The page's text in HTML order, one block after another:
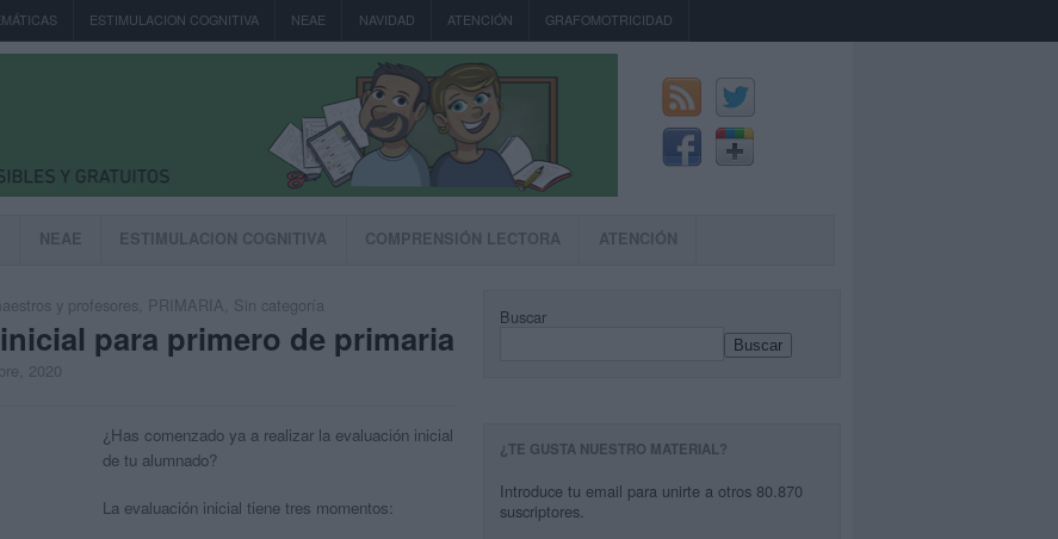
ESTIMULACION COGNITIVA NEAE NAVIDAD ATENCIÓN GRAFOMOTRICIDAD
NEAE ESTIMULACION COGNITIVA COMPRENSIÓN LECTORA ATENCIÓN
y profesores PRIMARIA Sin categoría
para primero de primaria
2020
¿Has comenzado ya a realizar la evaluación inicial
de tu alumnado?
La evaluación inicial tiene tres momentos:
Buscar
Buscar
¿TE GUSTA NUESTRO MATERIAL?
Introduce tu email para unirte a otros 80.870
suscriptores.